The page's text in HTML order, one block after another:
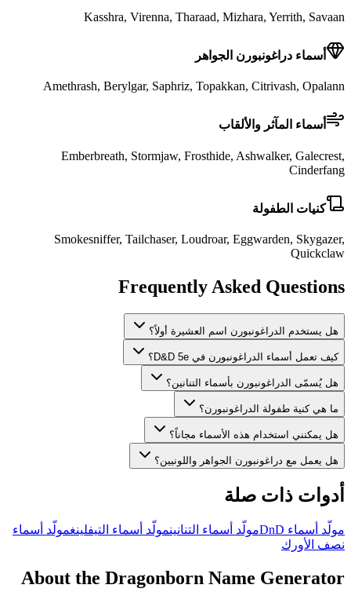
Kasshra, Virenna, Tharaad, Mizhara, Yerrith, Savaan
أسماء دراغونبورن الجواهر
Amethrash, Berylgar, Saphriz, Topakkan, Citrivash, Opalann
أسماء المآثر والألقاب
Emberbreath, Stormjaw, Frosthide, Ashwalker, Galecrest,
Cinderfang
كنيات الطفولة
Smokesniffer, Tailchaser, Loudroar, Eggwarden, Skygazer,
Quickclaw
Frequently Asked Questions
هل يستخدم الدراغونبورن اسم العشيرة أولاً؟
كيف تعمل أسماء الدراغونبورن في D&D 5e؟
هل يُسمّى الدراغونبورن بأسماء التنانين؟
ما هي كنية طفولة الدراغونبورن؟
هل يمكنني استخدام هذه الأسماء مجاناً؟
هل يعمل مع دراغونبورن الجواهر واللونيين؟
أدوات ذات صلة
مولّد أسماء DnD مولّد أسماء التنانينمولّد أسماء التيفلينغمولّد أسماء
نصف الأورك
About the Dragonborn Name Generator